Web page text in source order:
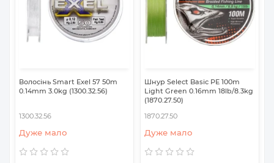
Волосінь Smart Exel 57 50m
0.14mm 3.0kg (1300.32.56)
1300.32.56
Дуже мало
Шнур Select Basic PE 100m
Light Green 0.16mm 18lb/8.3kg
(1870.27.50)
1870.27.50
Дуже мало